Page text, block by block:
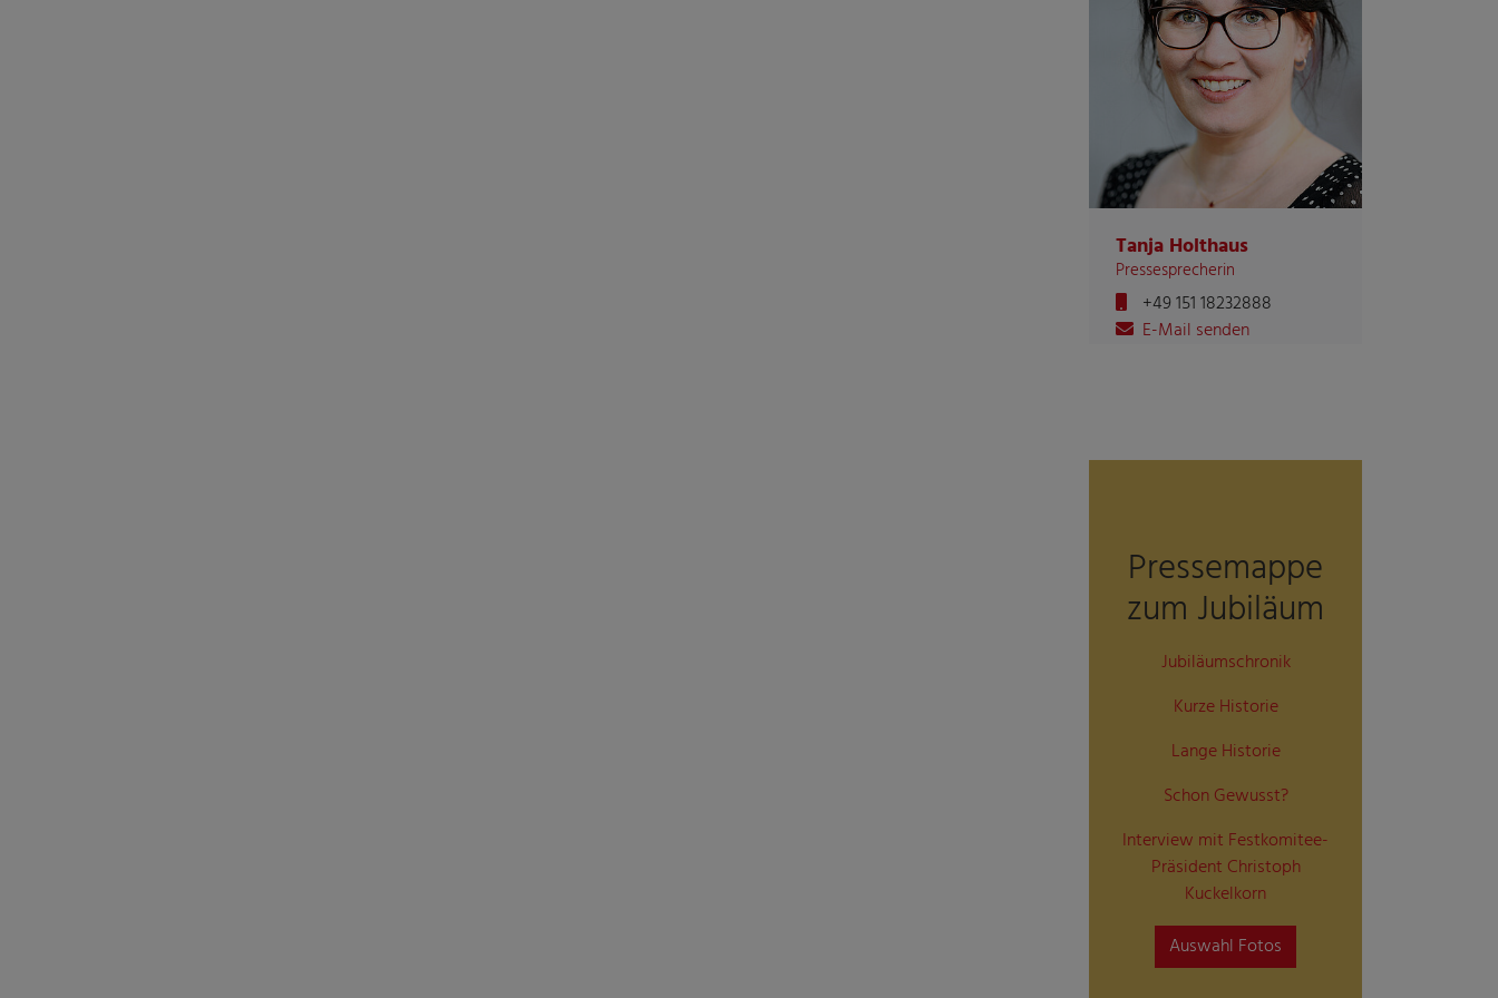
Tanja Holthaus
Pressesprecherin
+49 151 18232888
E-Mail senden
Pressemappe
zum Jubiläum
Jubiläumschronik
Kurze Historie
Lange Historie
Schon Gewusst?
Interview mit Festkomitee-
Präsident Christoph
Kuckelkorn
Auswahl Fotos